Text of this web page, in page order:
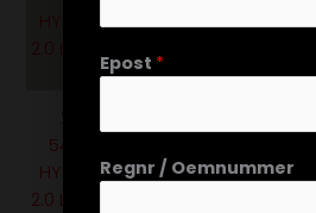
282312F670 /
54409880030 /
HYUNDAI / D4HA /
2.0 L – TURBO / UTEN
/
varianter.
kan
på
Epost *
Regnr / Oemnummer